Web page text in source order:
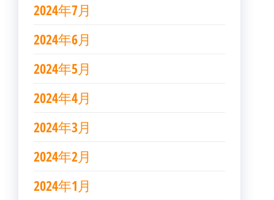
2024年7月
2024年6月
2024年5月
2024年4月
2024年3月
2024年2月
2024年1月